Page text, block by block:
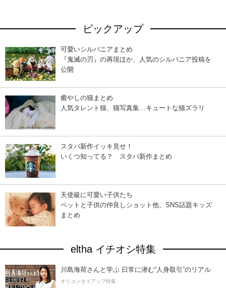
ピックアップ
可愛いシルバニアまとめ
『鬼滅の刃』の再現ほか、人気のシルバニア投稿を
公開
癒やしの猫まとめ
人気タレント猫、猫写真集…キュートな猫ズラリ
スタバ新作イッキ見せ！
いくつ知ってる？ スタバ新作まとめ
天使級に可愛い子供たち
ペットと子供の仲良しショット他、SNS話題キッズ
まとめ
eltha イチオシ特集
川島海荷さんと学ぶ 日常に潜む“人身取引”のリアル
オリコンタイアップ特集